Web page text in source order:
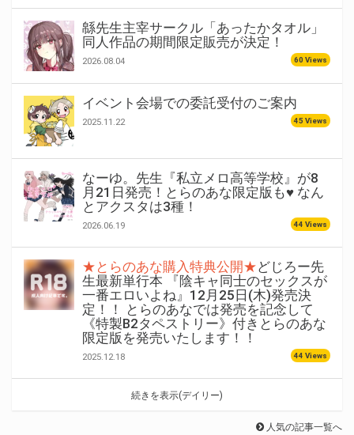
緜先生主宰サークル「あったかタオル」
同人作品の期間限定販売が決定！
2026.08.04 60 Views
イベント会場での委託受付のご案内
2025.11.22 45 Views
なーゆ。先生『私立メロ高等学校』が8
月21日発売！とらのあな限定版も♥ なん
とアクスタは3種！
2026.06.19 44 Views
★とらのあな購入特典公開★どじろー先
生最新単行本 『陰キャ同士のセックスが
一番エロいよね』12月25日(木)発売決
定！！ とらのあなでは発売を記念して
《特製B2タペストリー》付きとらのあな
限定版を発売いたします！！
2025.12.18 44 Views
続きを表示(デイリー)
人気の記事一覧へ